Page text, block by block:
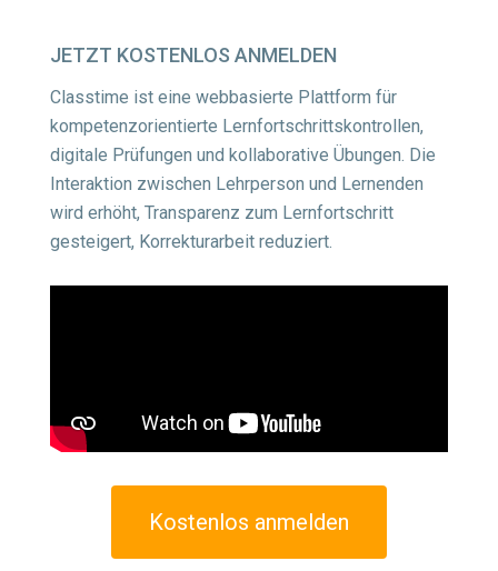
JETZT KOSTENLOS ANMELDEN
Classtime ist eine webbasierte Plattform für
kompetenzorientierte Lernfortschrittskontrollen,
digitale Prüfungen und kollaborative Übungen. Die
Interaktion zwischen Lehrperson und Lernenden
wird erhöht, Transparenz zum Lernfortschritt
gesteigert, Korrekturarbeit reduziert.
Kostenlos anmelden